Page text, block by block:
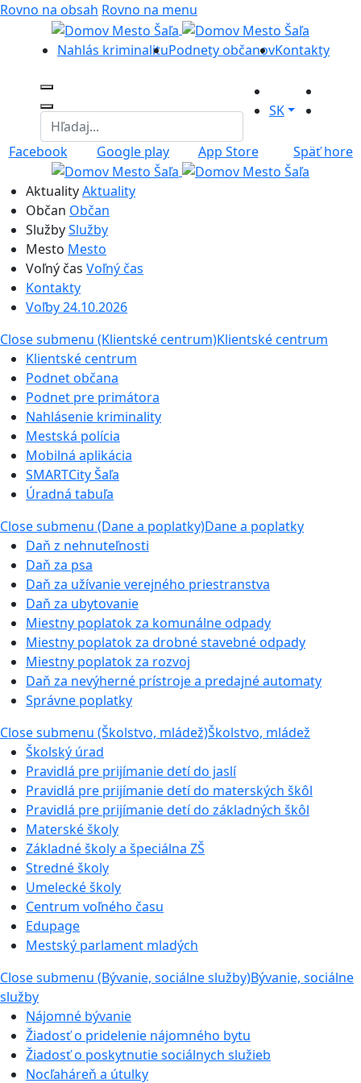
Rovno na obsah Rovno na menu
Nahlás kriminalituPodnety občanovKontakty
SK
Facebook Google play App Store Späť hore
AktualityAktuality
Občan Občan
SlužbySlužby
Mesto Mesto
Voľný čas Voľný čas
Kontakty
Voľby 24.10.2026
Close submenu (Klientské centrum)Klientské centrum
Klientské centrum
Podnet občana
Podnet pre primátora
Nahlásenie kriminality
Mestská polícia
Mobilná aplikácia
SMARTCity Šaľa
Úradná tabuľa
Close submenu (Dane a poplatky)Dane a poplatky
Daň z nehnuteľnosti
Daň za psa
Daň za užívanie verejného priestranstva
Daň za ubytovanie
Miestny poplatok za komunálne odpady
Miestny poplatok za drobné stavebné odpady
Miestny poplatok za rozvoj
Daň za nevýherné prístroje a predajné automaty
Správne poplatky
Close submenu (Školstvo, mládež)Školstvo, mládež
Školský úrad
Pravidlá pre prijímanie detí do jaslí
Pravidlá pre prijímanie detí do materských škôl
Pravidlá pre prijímanie detí do základných škôl
Materské školy
Základné školy a špeciálna ZŠ
Stredné školy
Umelecké školy
Centrum voľného času
Edupage
Mestský parlament mladých
Close submenu (Bývanie, sociálne služby)Bývanie, sociálne
služby
Nájomné bývanie
Žiadosť o pridelenie nájomného bytu
Žiadosť o poskytnutie sociálnych služieb
Nocľaháreň a útulky